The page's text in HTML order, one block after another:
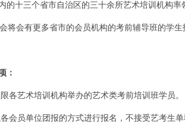
的十三个省市自治区的三十余所艺术培训机构
将会有更多省市的会员机构的考前辅导班的学
：
各艺术培训机构举办的艺术类考前培训班学员
各会员单位团报的方式进行报名，不接受艺考生